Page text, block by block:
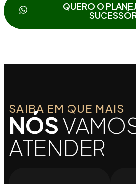
QUERO O
SAIBA EM QUE MAIS
NÓS
ATENDER